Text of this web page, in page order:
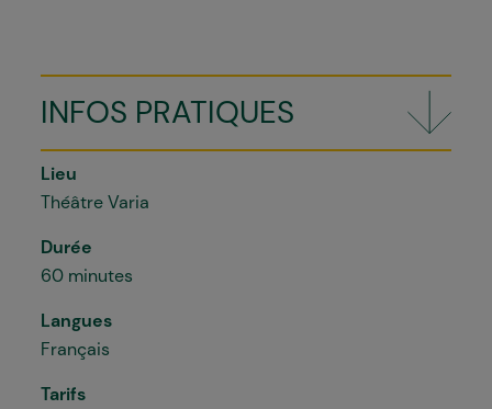
INFOS PRATIQUES
Lieu
Théâtre Varia
Durée
60 minutes
Langues
Français
Tarifs